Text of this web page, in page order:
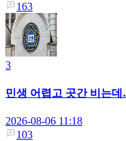
163
3
민생 어렵고 곳간 비는
2026-08-06 11:18
103